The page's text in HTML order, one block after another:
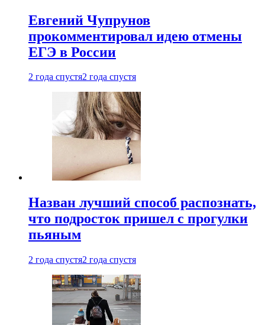
Евгений Чупрунов
прокомментировал идею отмены
ЕГЭ в России
2 года спустя2 года спустя
Назван лучший способ распознать,
что подросток пришел с прогулки
пьяным
2 года спустя2 года спустя